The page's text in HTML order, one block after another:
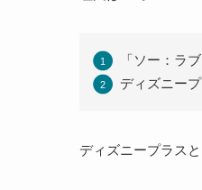
「ソー：ラ
ディズニー
ディズニープラス